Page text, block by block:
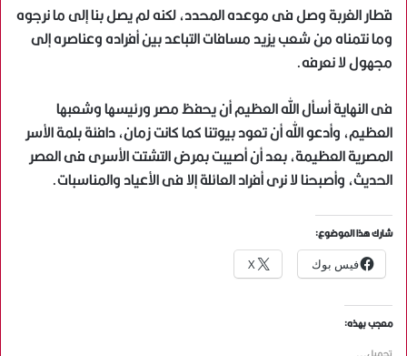
قطار الغربة وصل فى موعده المحدد، لكنه لم يصل بنا إلى ما نرجوه
وما نتمناه من شعب يزيد مسافات التباعد بين أفراده وعناصره إلى
مجهول لا نعرفه.
فى النهاية أسأل الله العظيم أن يحفظ مصر ورئيسها وشعبها
العظيم، وأدعو الله أن تعود بيوتنا كما كانت زمان، دافئة بلمة الأسر
المصرية العظيمة، بعد أن أصيبت بمرض التشتت الأسرى فى العصر
الحديث، وأصبحنا لا نرى أفراد العائلة إلا فى الأعياد والمناسبات.
شارك هذا الموضوع:
فيس بوك X
معجب بهذه: